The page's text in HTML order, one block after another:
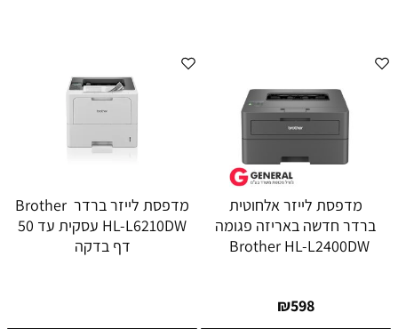
מדפסת לייזר אלחוטית
ברדר חדשה באריזה פגומה
Brother HL-L2400DW
₪598
מדפסת לייזר ברדר Brother
HL-L6210DW עסקית עד 50
דף בדקה